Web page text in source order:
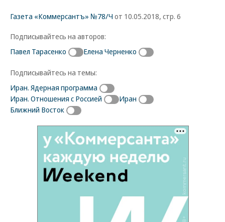
Газета «Коммерсантъ» №78/Ч от 10.05.2018, стр. 6
Подписывайтесь на авторов:
Павел Тарасенко
Елена Черненко
Подписывайтесь на темы:
Иран. Ядерная программа
Иран. Отношения с Россией
Иран
Ближний Восток